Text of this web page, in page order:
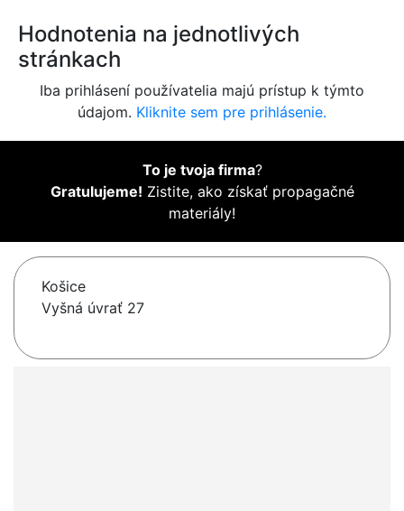
Hodnotenia na jednotlivých
stránkach
Iba prihlásení používatelia majú prístup k týmto
údajom. Kliknite sem pre prihlásenie.
To je tvoja firma?
Gratulujeme! Zistite, ako získať propagačné
materiály!
Košice
Vyšná úvrať 27